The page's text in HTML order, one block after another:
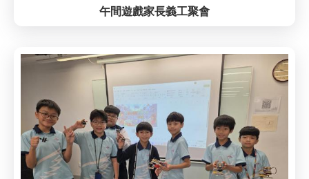
午間遊戲家長義工聚會